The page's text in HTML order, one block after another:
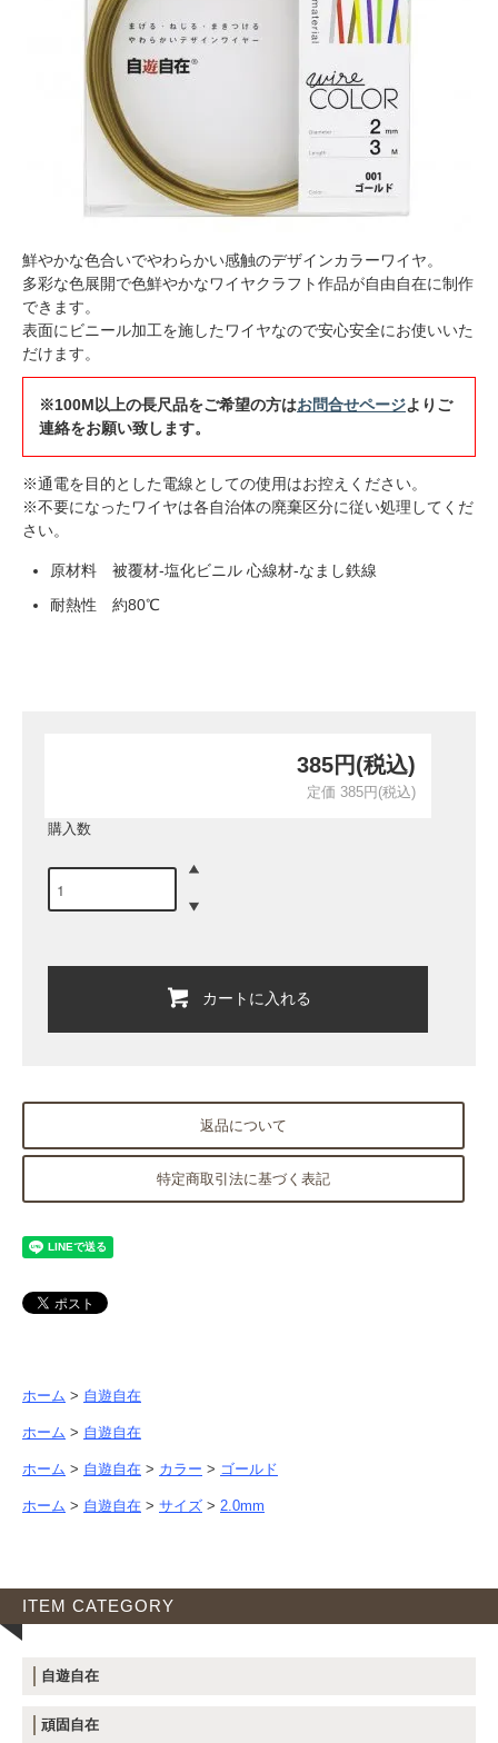
鮮やかな色合いでやわらかい感触のデザインカラーワイヤ。
多彩な色展開で色鮮やかなワイヤクラフト作品が自由自在に制作
できます。
表面にビニール加工を施したワイヤなので安心安全にお使いいた
だけます。
※100M以上の長尺品をご希望の方はお問合せページよりご
連絡をお願い致します。
※通電を目的とした電線としての使用はお控えください。
※不要になったワイヤは各自治体の廃棄区分に従い処理してくだ
さい。
原材料 被覆材-塩化ビニル 心線材-なまし鉄線
耐熱性 約80℃
385円(税込)
定価 385円(税込)
購入数
カートに入れる
返品について
特定商取引法に基づく表記
ホーム > 自遊自在
ホーム > 自遊自在
ホーム > 自遊自在 > カラー > ゴールド
ホーム > 自遊自在 > サイズ > 2.0mm
ITEM CATEGORY
自遊自在
頑固自在